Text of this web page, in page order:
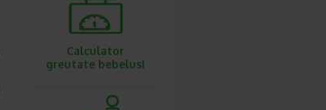
Calculator
greutate bebelusi